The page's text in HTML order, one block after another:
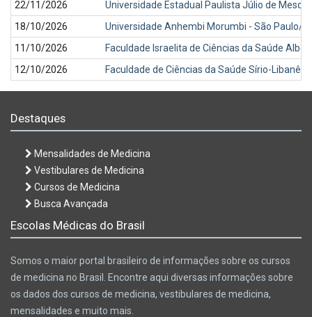
22/11/2026
Universidade Estadual Paulista Júlio de
18/10/2026
Universidade Anhembi Morumbi - São Paulo/
11/10/2026
Faculdade Israelita de Ciências da Saúde
12/10/2026
Faculdade de Ciências da Saúde Sírio-Libanês
Destaques
Mensalidades de Medicina
Vestibulares de Medicina
Cursos de Medicina
Busca Avançada
Escolas Médicas do Brasil
Somos o maior portal brasileiro de informações sobre os cursos
de medicina no Brasil. Encontre aqui diversas informações sobre
os dados dos cursos de medicina, vestibulares de medicina,
mensalidades e muito mais.